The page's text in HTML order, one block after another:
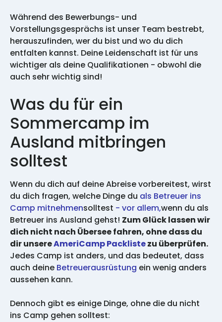
Während des Bewerbungs- und
Vorstellungsgesprächs ist unser Team bestrebt,
herauszufinden, wer du bist und wo du dich
entfalten kannst. Deine Leidenschaft ist für uns
wichtiger als deine Qualifikationen - obwohl die
auch sehr wichtig sind!
Was du für ein
Sommercamp im
Ausland mitbringen
solltest
Wenn du dich auf deine Abreise vorbereitest, wirst
du dich fragen, welche Dinge du als Betreuer ins
Camp mitnehmensolltest - vor allem,wenn du als
Betreuer ins Ausland gehst! Zum Glück lassen wir
dich nicht nach Übersee fahren, ohne dass du
dir unsereAmeriCamp Packlistezu überprüfen.
Jedes Camp ist anders, und das bedeutet, dass
auch deine Betreuerausrüstung ein wenig anders
aussehen kann.
Dennoch gibt es einige Dinge, ohne die du nicht
ins Camp gehen solltest: